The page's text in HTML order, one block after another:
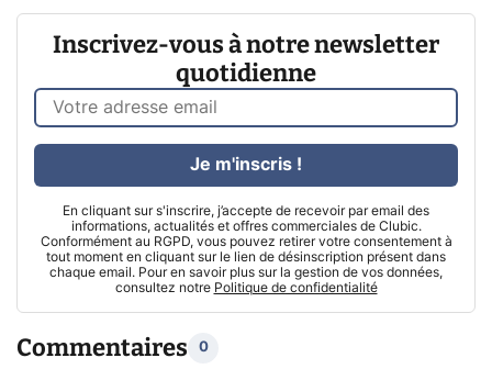
Inscrivez-vous à notre newsletter
quotidienne
En cliquant sur s'inscrire, j’accepte de recevoir par email des
informations, actualités et offres commerciales de Clubic.
Conformément au RGPD, vous pouvez retirer votre consentement à
tout moment en cliquant sur le lien de désinscription présent dans
chaque email. Pour en savoir plus sur la gestion de vos données,
consultez notre Politique de confidentialité
Je m'inscris !
Commentaires 0